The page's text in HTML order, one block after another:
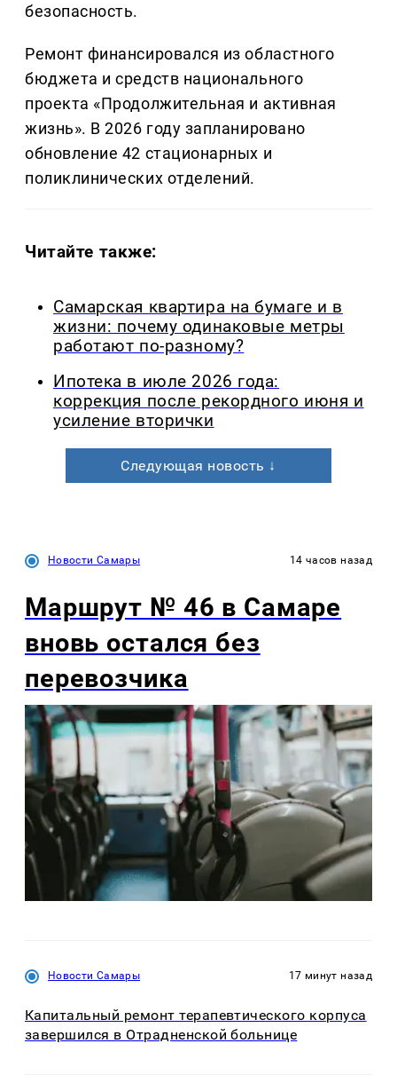
безопасность.
Ремонт финансировался из областного
бюджета и средств национального
проекта «Продолжительная и активная
жизнь». В 2026 году запланировано
обновление 42 стационарных и
поликлинических отделений.
Читайте также:
Самарская квартира на бумаге и в
жизни: почему одинаковые метры
работают по-разному?
Ипотека в июле 2026 года:
коррекция после рекордного июня и
усиление вторички
Следующая новость ↓
Новости Самары 14 часов назад
Маршрут № 46 в Самаре
вновь остался без
перевозчика
Новости Самары 17 минут назад
Капитальный ремонт терапевтического корпуса
завершился в Отрадненской больнице